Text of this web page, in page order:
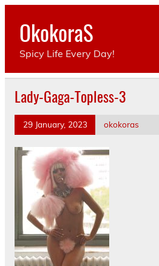
Skip
contentOkokoraS
Spicy Life Every Day!
Lady-Gaga-Topless-3
29 January, 2023 okokoras